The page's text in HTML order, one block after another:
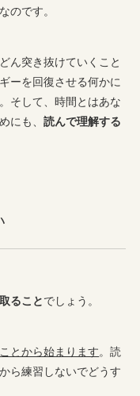
なのです。
ん突き抜けていくこと
ーを回復させる何かに
そして、時間とはあな
にも、読んで理解する
ることでしょう。
とから始まります。読
ら練習しないでどうす